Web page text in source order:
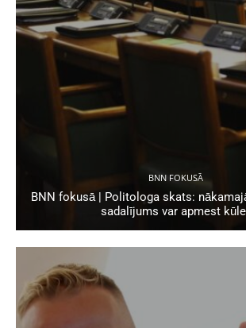
BNN FOKUSĀ
BNN fokusā | Politologa skats:
sadalījums var apmest